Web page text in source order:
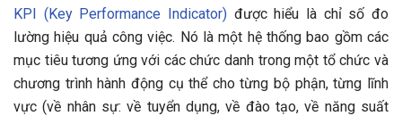
KPI (Key Performance Indicator) được hiểu là chỉ số đo
lường hiệu quả công việc. Nó là một hệ thống bao gồm các
mục tiêu tương ứng với các chức danh trong một tổ chức và
chương trình hành động cụ thể cho từng bộ phận, từng lĩnh
vực (về nhân sự: về tuyển dụng, về đào tạo, về năng suất